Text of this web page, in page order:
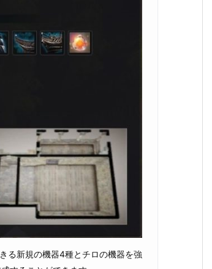
る新規の機器4種とチロの機器を強